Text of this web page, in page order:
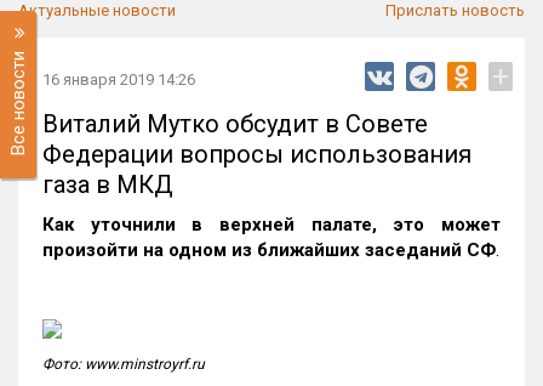
Актуальные новости Прислать новость
Все новости 16 января 2019 14:26 +
Виталий Мутко обсудит в Совете
Федерации вопросы использования
газа в МКД
Как уточнили в верхней палате, это может
произойти на одном из ближайших заседаний СФ.
Фото: www.minstroyrf.ru